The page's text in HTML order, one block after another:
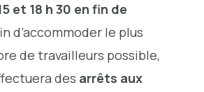
et 18 h 30 en fin de
d’accommoder le plus
de travailleurs possible,
des arrêts aux